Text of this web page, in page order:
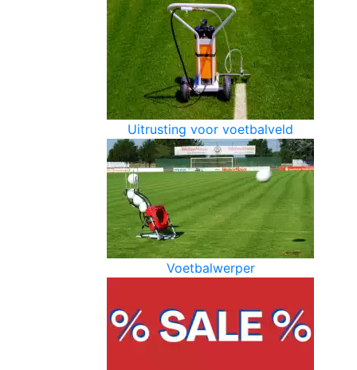
Uitrusting voor voetbalveld
Voetbalwerper